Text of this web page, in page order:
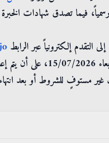
فيما تصدق شهادات
التقدم إلكترونياً عبر الرابط
من صباح الثلاثاء 07/07/2026
مستوفٍ للشروط أو بعد